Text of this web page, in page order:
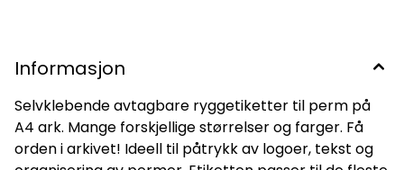
papiravfall. Emballasjen er laget av resirkulert papp.
Informasjon
Selvklebende avtagbare ryggetiketter til perm på
A4 ark. Mange forskjellige størrelser og farger. Få
orden i arkivet! Ideell til påtrykk av logoer, tekst og